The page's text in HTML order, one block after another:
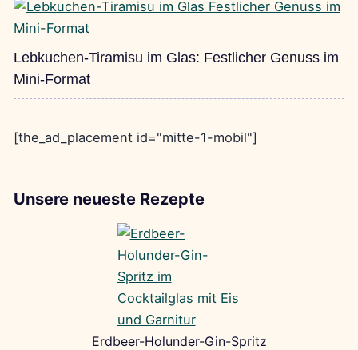
Lebkuchen-Tiramisu im Glas: Festlicher Genuss im
Mini-Format
[the_ad_placement id="mitte-1-mobil"]
Unsere neueste Rezepte
Erdbeer-Holunder-Gin-Spritz